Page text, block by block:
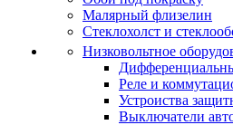
Малярный флизелин
Стеклохолст и
Низковольтное
Реле и
Устроиства
Выключатели